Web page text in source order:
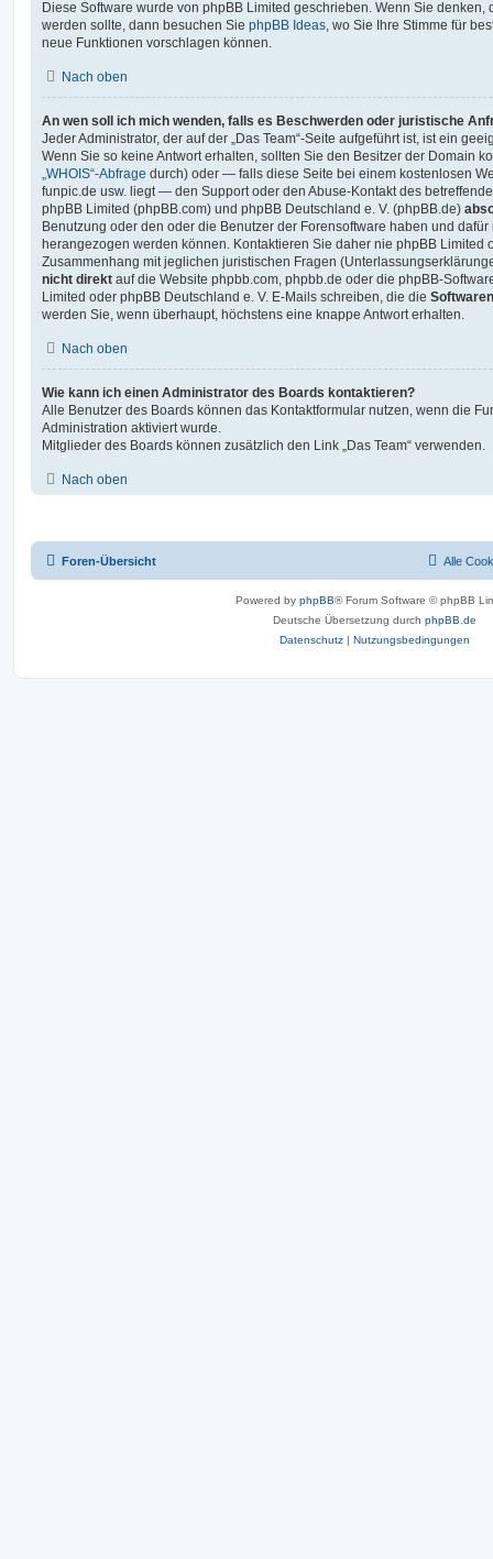
Diese Software wurde von phpBB Limited geschrieben. Wenn Sie denken,
werden sollte, dann besuchen Sie phpBB Ideas , wo Sie Ihre Stimme für
neue Funktionen vorschlagen können.
Nach oben
An wen soll ich mich wenden, falls es Beschwerden oder juristische
Jeder Administrator, der auf der „Das Team“-Seite aufgeführt ist, ist ein
Wenn Sie so keine Antwort erhalten, sollten Sie den Besitzer der Domain
„WHOIS“-Abfrage durch) oder — falls diese Seite bei einem kostenlosen
funpic.de usw. liegt — den Support oder den Abuse-Kontakt des
phpBB Limited (phpBB.com) und phpBB Deutschland e. V. (phpBB.de)
Benutzung oder den oder die Benutzer der Forensoftware haben und
herangezogen werden können. Kontaktieren Sie daher nie phpBB Limited
Zusammenhang mit jeglichen juristischen Fragen
nicht direkt auf die Website phpbb.com, phpbb.de oder die phpBB-
Limited oder phpBB Deutschland e. V. E-Mails schreiben, die die
werden Sie, wenn überhaupt, höchstens eine knappe Antwort erhalten.
Nach oben
Wie kann ich einen Administrator des Boards kontaktieren?
Alle Benutzer des Boards können das Kontaktformular nutzen, wenn die
Administration aktiviert wurde.
Mitglieder des Boards können zusätzlich den Link „Das Team“ verwenden.
Nach oben
Foren-Übersicht Alle
Powered by phpBB® Forum Software © phpBB
Deutsche Übersetzung durch phpBB.de
Datenschutz | Nutzungsbedingungen